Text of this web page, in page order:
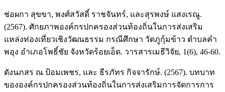
ช่อผกา สุขขา, พงศ์สวัสดิ์ ราชจันทร์, และสุรพงษ์ แสงเรณู.
(2567). ศักยภาพองค์กรปกครองส่วนท้องถิ่นในการส่งเสริม
แหล่งท่องเที่ยวเชิงวัฒนธรรม กรณีศึกษา วัดภูกุ้มข้าว ตำบลคำ
พอุง อำเภอโพธิ์ชัย จังหวัดร้อยเอ็ด. วารสารเมธีวิจัย, 1(6), 46-60.
ดังนภสร ณ ป้อมเพชร, และ ธีรภัทร กิจจารักษ์. (2567). บทบาท
ขององค์กรปกครองส่วนท้องถิ่นในการส่งเสริมการจัดการการ